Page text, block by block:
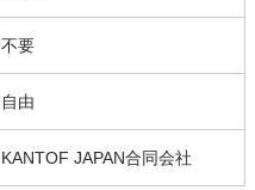
不要
自由
KANTOF JAPAN合同会社